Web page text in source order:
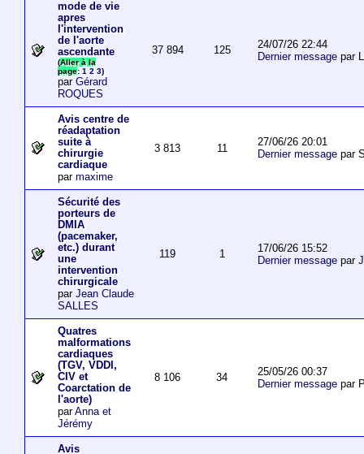
mode de vie
apres
l'intervention
de l'aorte
ascendante
(Aller à la
page: 1 2 3)
par Gérard
ROQUES
37 894 125
24/07/26 22:44
Dernier messagepar
Avis centre de
réadaptation
suite à
chirurgie
cardiaque
par maxime
3 813 11
27/06/26 20:01
Dernier messagepar
Sécurité des
porteurs de
DMIA
(pacemaker,
etc.) durant
une
intervention
chirurgicale
par Jean Claude
SALLES
119 1
17/06/26 15:52
Dernier messagepar
Quatres
malformations
cardiaques
(TGV, VDDI,
CIV et
Coarctation de
l'aorte)
parAnna et
Jérémy
8 106 34
25/05/26 00:37
Dernier messagepar
Avis